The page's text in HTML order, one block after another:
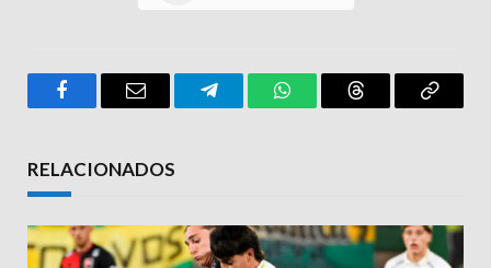
FacebookEmail TelegramWhatsAppThreads Copy
RELACIONADOS